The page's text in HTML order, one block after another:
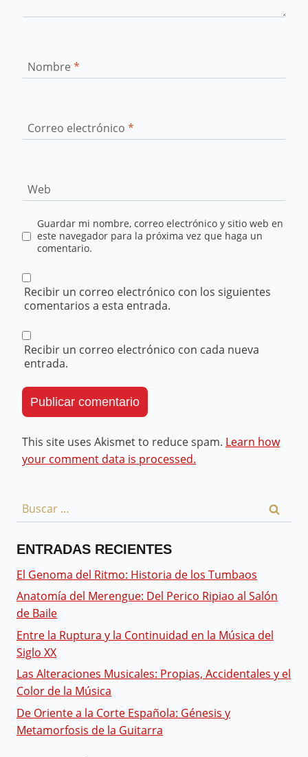
Nombre *
Correo electrónico *
Web
Guardar mi nombre, correo electrónico y sitio web en
este navegador para la próxima vez que haga un
comentario.
Recibir un correo electrónico con los siguientes
comentarios a esta entrada.
Recibir un correo electrónico con cada nueva
entrada.
This site uses Akismet to reduce spam. Learn how
your comment data is processed.
ENTRADAS RECIENTES
El Genoma del Ritmo: Historia de los Tumbaos
Anatomía del Merengue: Del Perico Ripiao al Salón
de Baile
Entre la Ruptura y la Continuidad en la Música del
Siglo XX
Las Alteraciones Musicales: Propias, Accidentales y el
Color de la Música
De Oriente a la Corte Española: Génesis y
Metamorfosis de la Guitarra